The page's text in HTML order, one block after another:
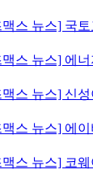
스 뉴스] 국
스 뉴스] 에
스 뉴스] 신
스 뉴스] 에
스 뉴스] 코